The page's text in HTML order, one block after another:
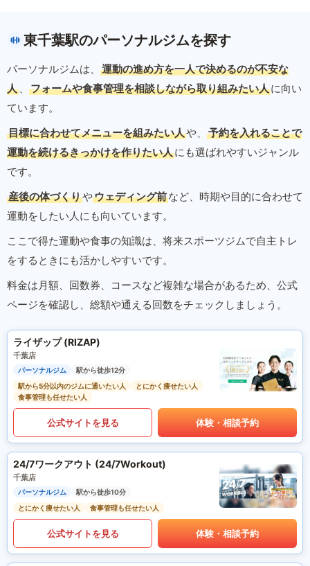
東千葉駅のパーソナルジムを探す
パーソナルジムは、
運動の進め方を一人で決めるのが不安な
人 、 フォームや食事管理を相談しながら取り組みたい人に向い
ています。
目標に合わせてメニューを組みたい人や、
予約を入れることで
運動を続けるきっかけを作りたい人にも選ばれやすいジャンル
です。
産後の体づくりやウェディング前など、時期や目的に合わせて
運動をしたい人にも向いています。
ここで得た運動や食事の知識は、将来スポーツジムで自主トレ
をするときにも活かしやすいです。
料金は月額、回数券、コースなど複雑な場合があるため、公式
ページを確認し、総額や通える回数をチェックしましょう。
ライザップ (RIZAP)
千葉店
パーソナルジム
駅から徒歩12分
駅から5分以内のジムに通いたい人
とにかく痩せたい人
食事管理も任せたい人
公式サイトを見る 体験・相談予約
24/7ワークアウト (24/7Workout)
千葉店
パーソナルジム
駅から徒歩10分
とにかく痩せたい人
食事管理も任せたい人
公式サイトを見る 体験・相談予約